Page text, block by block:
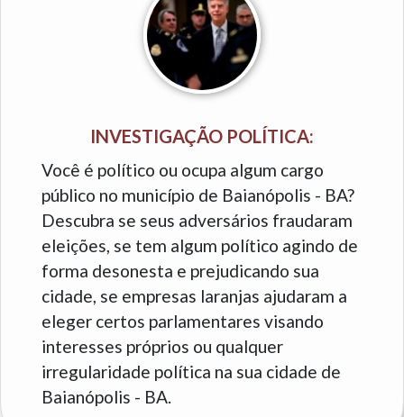
INVESTIGAÇÃO POLÍTICA:
Você é político ou ocupa algum cargo
público no município de Baianópolis - BA?
Descubra se seus adversários fraudaram
eleições, se tem algum político agindo de
forma desonesta e prejudicando sua
cidade, se empresas laranjas ajudaram a
eleger certos parlamentares visando
interesses próprios ou qualquer
irregularidade política na sua cidade de
Baianópolis - BA.